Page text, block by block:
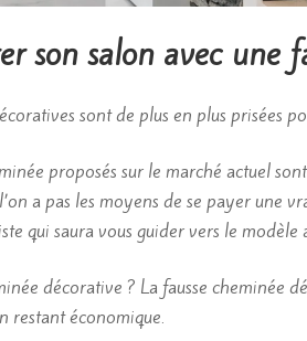
son salon avec une
sont de plus en plus prisées
proposés sur le marché actuel
a pas les moyens de se payer une
qui saura vous guider vers le modèle
décorative ? La fausse cheminée
restant économique.